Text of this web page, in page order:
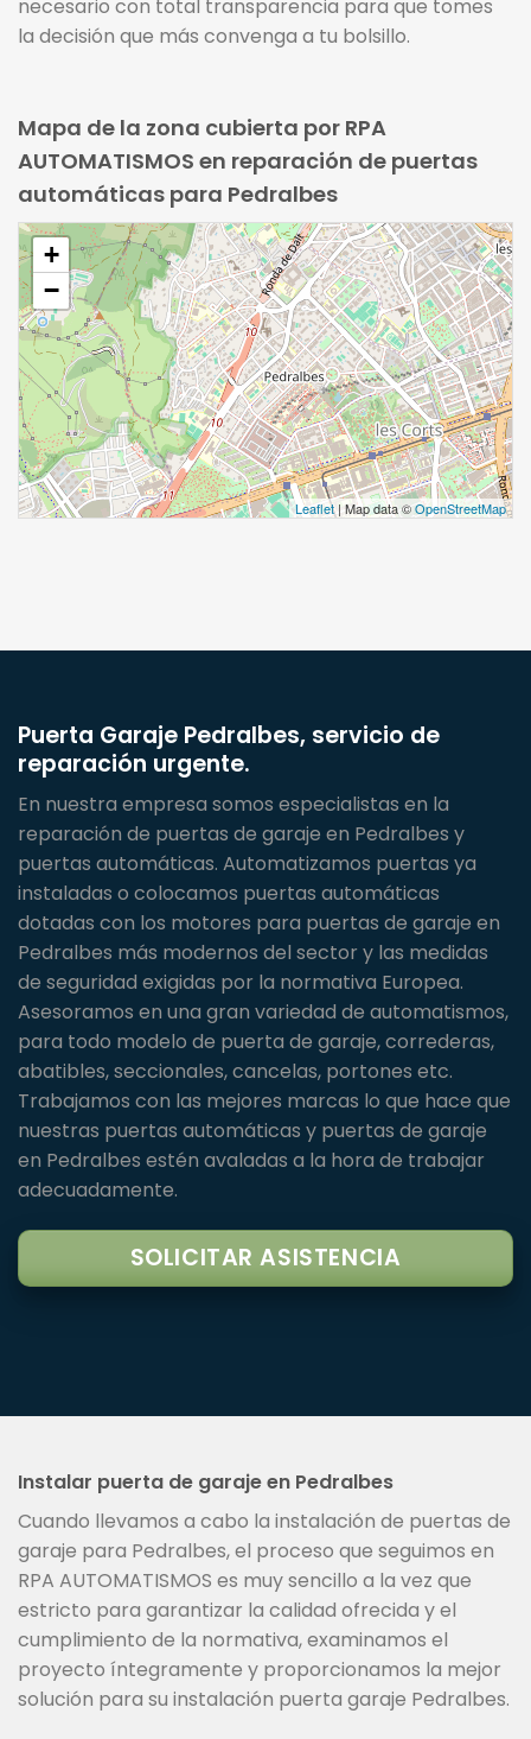
necesario con total transparencia para que tomes
la decisión que más convenga a tu bolsillo.
Mapa de la zona cubierta por RPA
AUTOMATISMOS en reparación de puertas
automáticas para Pedralbes
+
−
Leaflet| Map data ©OpenStreetMap
Puerta Garaje Pedralbes, servicio de
reparación urgente.
En nuestra empresa somos especialistas en la
reparación de puertas de garaje en Pedralbes y
puertas automáticas. Automatizamos puertas ya
instaladas o colocamos puertas automáticas
dotadas con los motores para puertas de garaje en
Pedralbes más modernos del sector y las medidas
de seguridad exigidas por la normativa Europea.
Asesoramos en una gran variedad de automatismos,
para todo modelo de puerta de garaje, correderas,
abatibles, seccionales, cancelas, portones etc.
Trabajamos con las mejores marcas lo que hace que
nuestras puertas automáticas y puertas de garaje
en Pedralbes estén avaladas a la hora de trabajar
adecuadamente.
SOLICITAR ASISTENCIA
Instalar puerta de garaje en Pedralbes
Cuando llevamos a cabo la instalación de puertas de
garaje para Pedralbes, el proceso que seguimos en
RPA AUTOMATISMOS es muy sencillo a la vez que
estricto para garantizar la calidad ofrecida y el
cumplimiento de la normativa, examinamos el
proyecto íntegramente y proporcionamos la mejor
solución para su instalación puerta garaje Pedralbes.